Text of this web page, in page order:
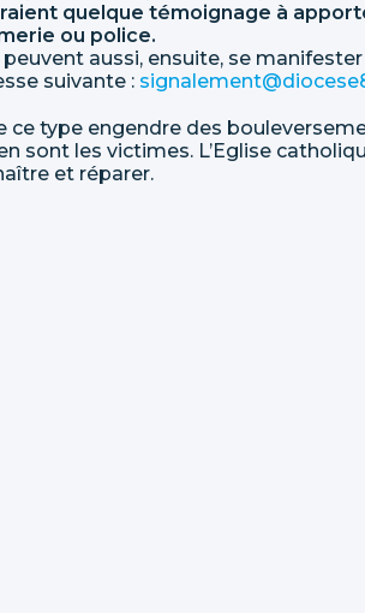
quelque témoignage à
ou police.
aussi, ensuite, se
suivante :
ce type engendre des
sont les victimes. L’Eglise
et réparer.